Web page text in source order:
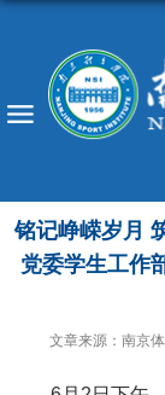
铭记峥嵘岁月
党委学生工作
文章来源：南京